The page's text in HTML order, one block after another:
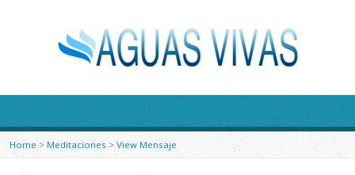
Home > Meditaciones> View Mensaje